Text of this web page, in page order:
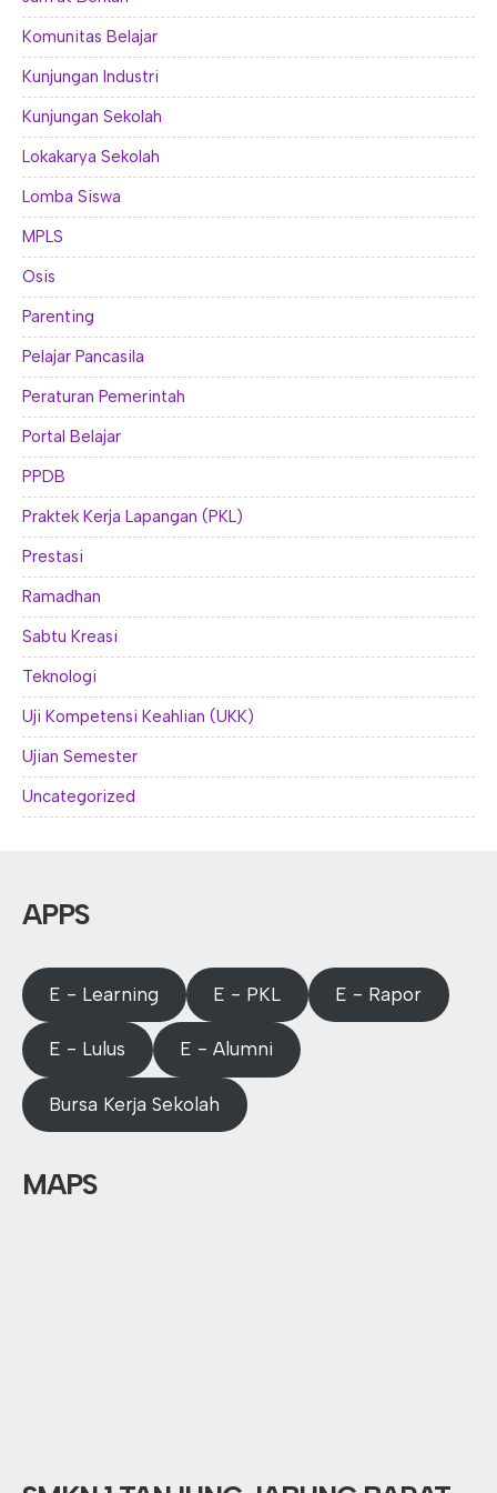
Komunitas Belajar
Kunjungan Industri
Kunjungan Sekolah
Lokakarya Sekolah
Lomba Siswa
MPLS
Osis
Parenting
Pelajar Pancasila
Peraturan Pemerintah
Portal Belajar
PPDB
Praktek Kerja Lapangan (PKL)
Prestasi
Ramadhan
Sabtu Kreasi
Teknologi
Uji Kompetensi Keahlian (UKK)
Ujian Semester
Uncategorized
APPS
E - Learning E - PKL E - Rapor
E - Lulus E - Alumni
Bursa Kerja Sekolah
MAPS